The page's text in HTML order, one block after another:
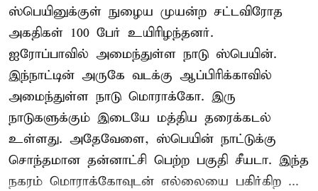
ஸ்பெயினுக்குள் நுழைய முயன்ற சட்டவிரோத
அகதிகள் 100 பேர் உயிரிழந்தனர்.
ஐரோப்பாவில் அமைந்துள்ள நாடு ஸ்பெயின்.
இந்நாட்டின் அருகே வடக்கு ஆப்பிரிக்காவில்
அமைந்துள்ள நாடு மொராக்கோ. இரு
நாடுகளுக்கும் இடையே மத்திய தரைக்கடல்
உள்ளது. அதேவேளை, ஸ்பெயின் நாட்டுக்கு
சொந்தமான தன்னாட்சி பெற்ற பகுதி சீயடா. இந்த
நகரம் மொராக்கோவுடன் எல்லையை பகிர்கிற ...